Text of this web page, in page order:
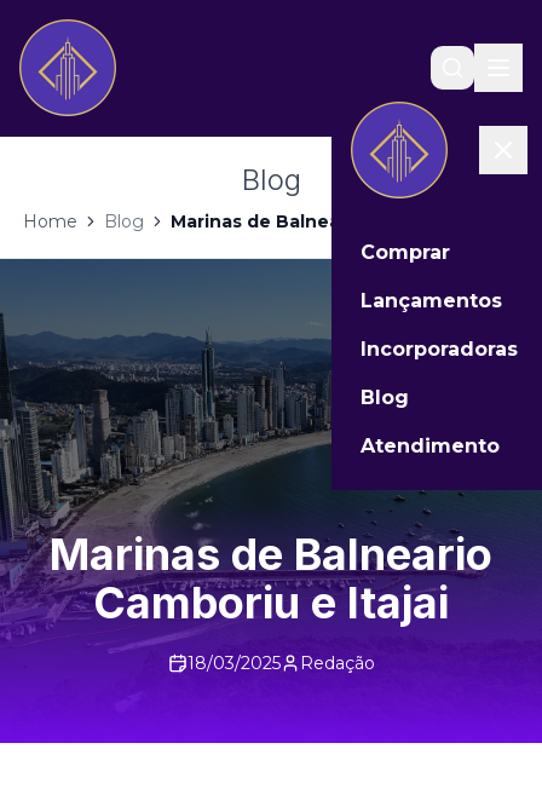
Comprar
Lançamentos
Incorporadoras
Blog
Atendimento
Blog
Home Blog Marinas de Balneario Camboriu e Ita...
Marinas de Balneario
Camboriu e Itajai
18/03/2025 Redação